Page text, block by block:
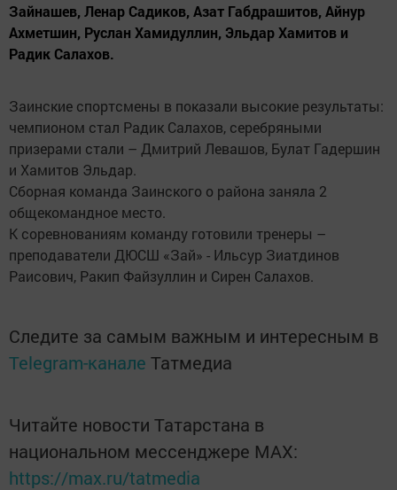
Зайнашев, Ленар Садиков, Азат Габдрашитов, Айнур
Ахметшин, Руслан Хамидуллин, Эльдар Хамитов и
Радик Салахов.
Заинские спортсмены в показали высокие результаты:
чемпионом стал Радик Салахов, серебряными
призерами стали – Дмитрий Левашов, Булат Гадершин
и Хамитов Эльдар.
Сборная команда Заинского о района заняла 2
общекомандное место.
К соревнованиям команду готовили тренеры –
преподаватели ДЮСШ «Зай» - Ильсур Зиатдинов
Раисович, Ракип Файзуллин и Сирен Салахов.
Следите за самым важным и интересным в
Telegram-канале Татмедиа
Читайте новости Татарстана в
национальном мессенджере MАХ:
https://max.ru/tatmedia